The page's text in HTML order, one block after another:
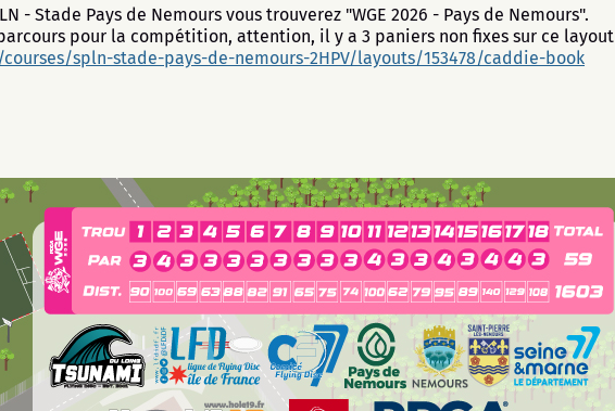
- Stade Pays de Nemours vous trouverez "WGE 2026 - Pays de Nemours".
pour la compétition, attention, il y a 3 paniers non fixes sur ce layout
spln-stade-pays-de-nemours-2HPV/layouts/153478/caddie-book